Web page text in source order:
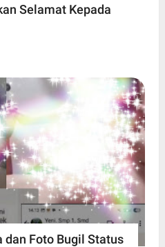
Selamat Kepada
dan Foto Bugil Status